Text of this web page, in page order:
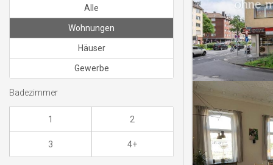
Alle
Wohnungen
Häuser
Gewerbe
Badezimmer
1 2
3 4+